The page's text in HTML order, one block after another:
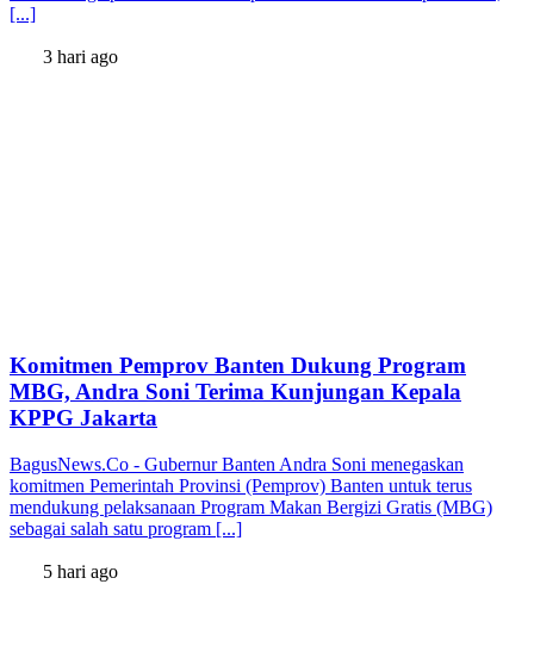
[...]
3 hari ago
Komitmen Pemprov Banten Dukung Program
MBG, Andra Soni Terima Kunjungan Kepala
KPPG Jakarta
BagusNews.Co - Gubernur Banten Andra Soni menegaskan
komitmen Pemerintah Provinsi (Pemprov) Banten untuk terus
mendukung pelaksanaan Program Makan Bergizi Gratis (MBG)
sebagai salah satu program [...]
5 hari ago